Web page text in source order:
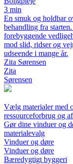
3 min
En smuk og holdbar
behandling fra
forebyggende
mod slid, ridser og
udseende i mange år.
Zita Sørensen
Zita
Sørensen
Vælg materialer med
ressourceforbrug og
Gør dine vinduer og
materialevalg
Vinduer og døre
Vinduer og døre
Bæredygtigt byggeri